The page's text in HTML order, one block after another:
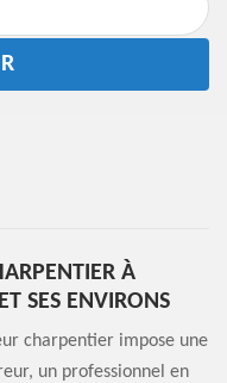
À
SES ENVIRONS
charpentier impose une
un professionnel en